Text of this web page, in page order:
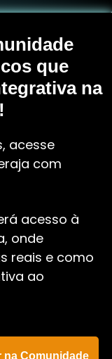
que
na
acesse
com
acesso à
onde
reais e como
ao
na Comunidade